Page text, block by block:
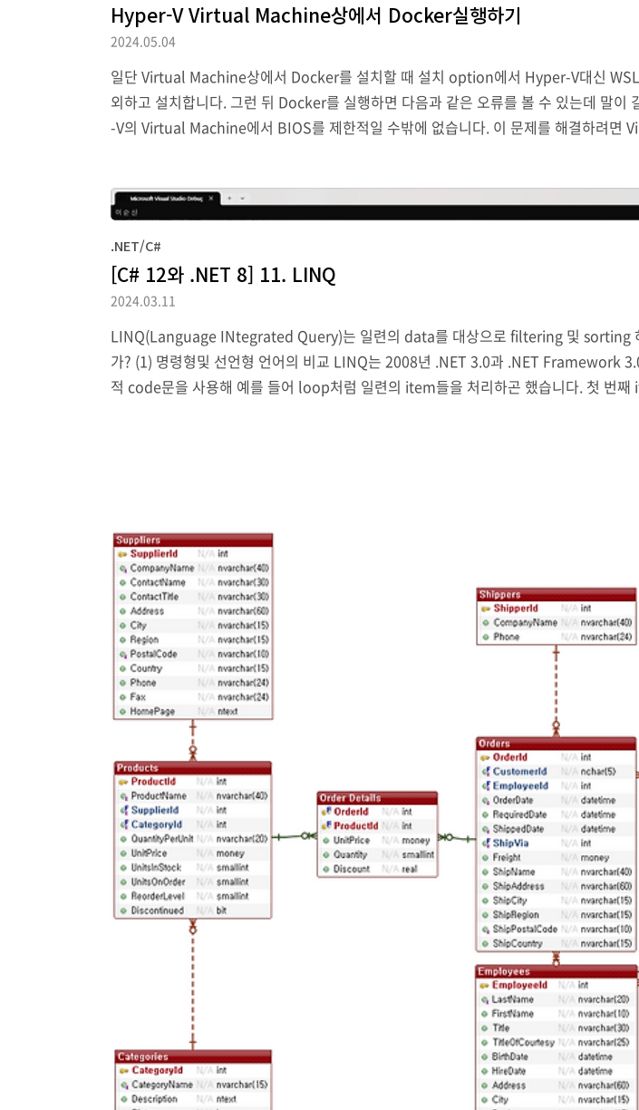
Hyper-V Virtual Machine상에서 Docker실행하기
2024.05.04
일단 Virtual Machine상에서 Docker를 설치할 때 설치 option에서 Hyper-V대신
외하고 설치합니다. 그런 뒤 Docker를 실행하면 다음과 같은 오류를 볼 수 있는데 말
-V의 Virtual Machine에서 BIOS를 제한적일 수밖에 없습니다. 이 문제를 해결하려
.NET/C#
[C# 12와 .NET 8] 11. LINQ
2024.03.11
LINQ(Language INtegrated Query)는 일련의 data를 대상으로 filtering 및 sorting
가? (1) 명령형및 선언형 언어의 비교 LINQ는 2008년 .NET 3.0과 .NET Framework
적 code문을 사용해 예를 들어 loop처럼 일련의 item들을 처리하곤 했습니다. 첫 번